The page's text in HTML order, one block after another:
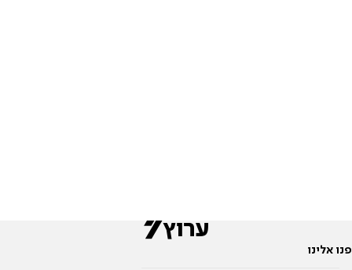
פנו אלינו